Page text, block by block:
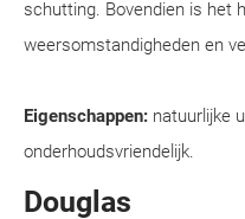
schutting. Bovendien is het
weersomstandigheden en
Eigenschappen: natuurlijke
onderhoudsvriendelijk.
Douglas